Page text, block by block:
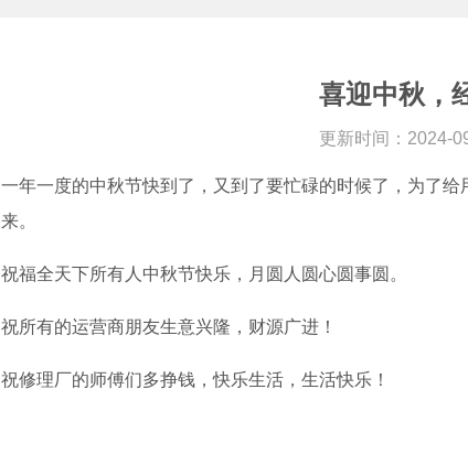
喜迎中秋，
更新时间：2024-
一年一度的中秋节快到了，又到了要忙碌的时候了，为了
来。
祝福全天下所有人中秋节快乐，月圆人圆心圆事圆。
祝所有的运营商朋友生意兴隆，财源广进！
祝修理厂的师傅们多挣钱，快乐生活，生活快乐！